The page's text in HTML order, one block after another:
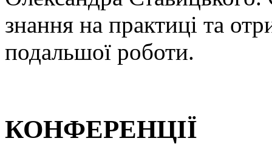
знання на практиці та
подальшої роботи.
КОНФЕРЕНЦІЇ